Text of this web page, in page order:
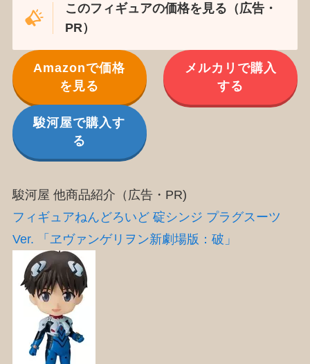
このフィギュアの価格を見る（広告・
PR）
Amazonで価格
を見る
メルカリで購入
する
駿河屋で購入す
る
駿河屋 他商品紹介（広告・PR)
フィギュアねんどろいど 碇シンジ プラグスーツ
Ver. 「ヱヴァンゲリヲン新劇場版：破」